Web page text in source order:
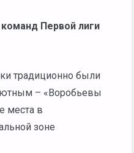
Первой лиги
традиционно были
– «Воробьевы
места в
зоне